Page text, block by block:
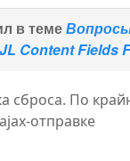
в теме
Content Fields
сброса. По
отправке